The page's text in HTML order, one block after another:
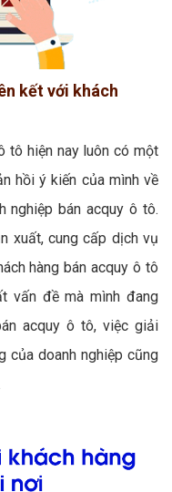
kết với khách
tô hiện nay luôn có một
hồi ý kiến của mình về
nghiệp bán acquy ô tô.
xuất, cung cấp dịch vụ
hàng bán acquy ô tô
vấn đề mà mình đang
acquy ô tô, việc giải
của doanh nghiệp cũng